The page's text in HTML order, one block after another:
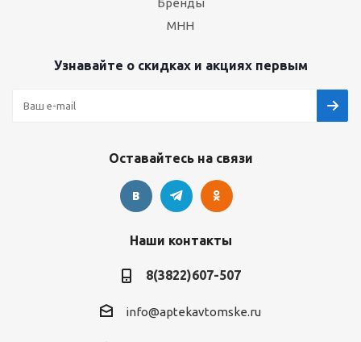
Бренды
МНН
Узнавайте о скидках и акциях первым
Оставайтесь на связи
Наши контакты
8(3822)607-507
info@aptekavtomske.ru